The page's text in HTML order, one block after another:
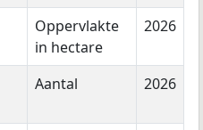
Oppervlakte
in hectare
2026
Aantal 2026